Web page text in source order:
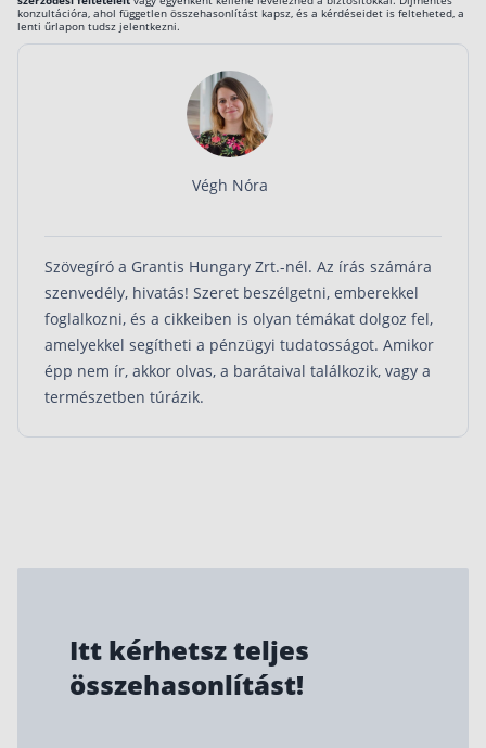
legfeljebb25 millió forint***
Union Vienna Time Erste
közlekedési baleseti
halálnál az eseti díj 15
százaléka,
legfeljebb
Uniqa Pension Invest 4
aktuális értéke
+ baleseti halálra
Uniqa Jövőcél
aktuális értéke
+ baleseti halálra
1 millió
forint****
konzultációra, ahol független összehasonlítást kapsz, és a kérdéseidet is felteheted, a
lenti űrlapon tudsz jelentkezni.
Végh Nóra
Szövegíró a Grantis Hungary Zrt.-nél. Az írás számára
szenvedély, hivatás! Szeret beszélgetni, emberekkel
foglalkozni, és a cikkeiben is olyan témákat dolgoz fel,
amelyekkel segítheti a pénzügyi tudatosságot. Amikor
épp nem ír, akkor olvas, a barátaival találkozik, vagy a
természetben túrázik.
Itt kérhetsz teljes
összehasonlítást!